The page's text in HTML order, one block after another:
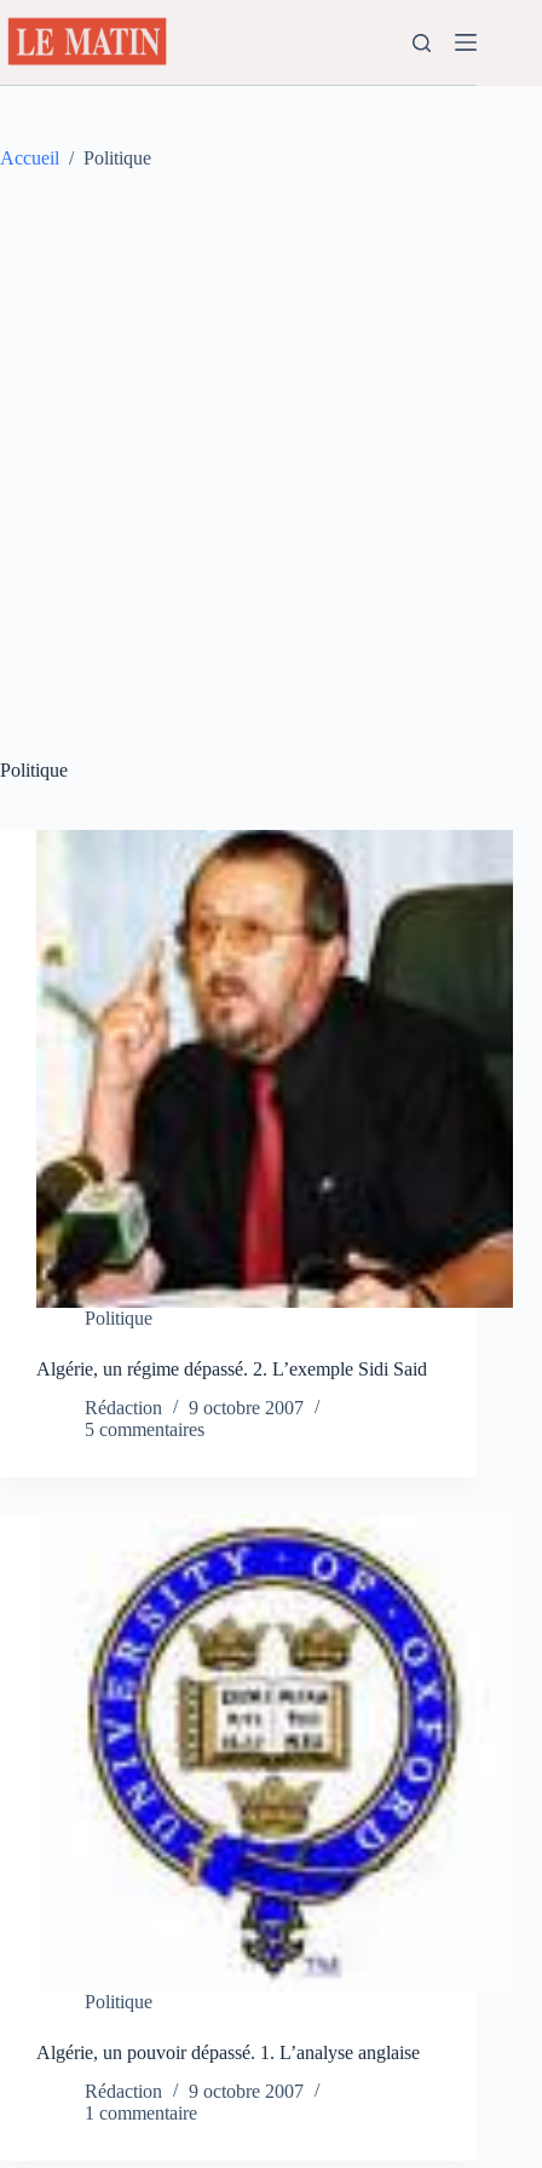
au
contenu
Accueil / Politique
Politique
Politique
Algérie, un régime dépassé. 2. L’exemple Sidi Said
Rédaction
9 octobre 2007
5 commentaires
Politique
Algérie, un pouvoir dépassé. 1. L’analyse anglaise
Rédaction
9 octobre 2007
1 commentaire